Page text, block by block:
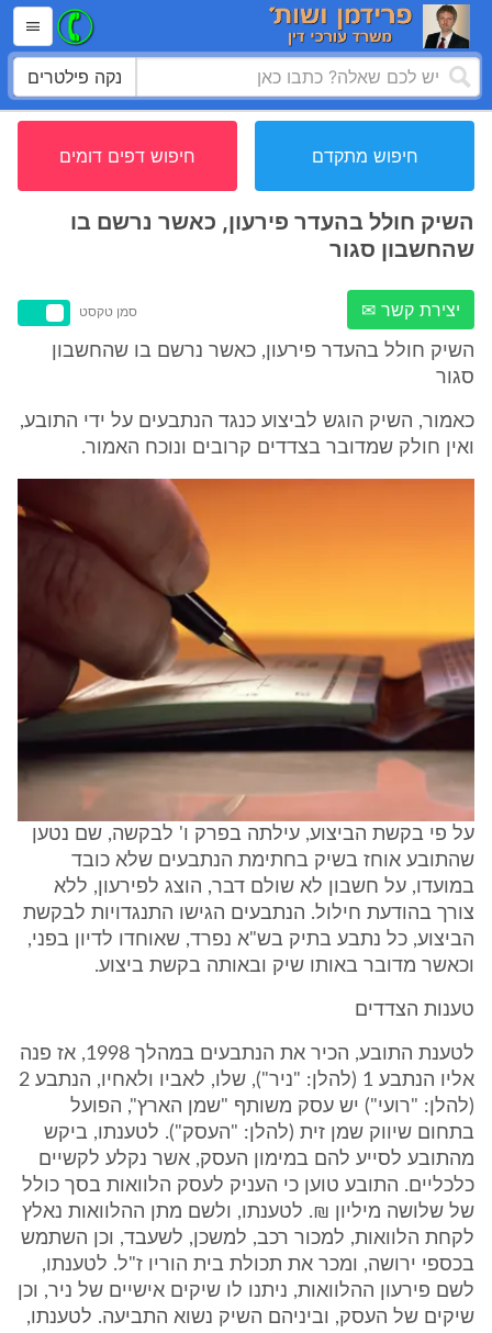
נקה פילטרים
חיפוש מתקדם חיפוש דפים דומים
השיק חולל בהעדר פירעון, כאשר נרשם בו
שהחשבון סגור
יצירת קשר ✉ סמן טקסט
השיק חולל בהעדר פירעון, כאשר נרשם בו שהחשבון
סגור
כאמור, השיק הוגש לביצוע כנגד הנתבעים על ידי התובע,
ואין חולק שמדובר בצדדים קרובים ונוכח האמור.
על פי בקשת הביצוע, עילתה בפרק ו' לבקשה, שם נטען
שהתובע אוחז בשיק בחתימת הנתבעים שלא כובד
במועדו, על חשבון לא שולם דבר, הוצג לפירעון, ללא
צורך בהודעת חילול. הנתבעים הגישו התנגדויות לבקשת
הביצוע, כל נתבע בתיק בש"א נפרד, שאוחדו לדיון בפני,
וכאשר מדובר באותו שיק ובאותה בקשת ביצוע.
טענות הצדדים
לטענת התובע, הכיר את הנתבעים במהלך 1998, אז פנה
אליו הנתבע 1 (להלן: "ניר"), שלו, לאביו ולאחיו, הנתבע 2
(להלן: "רועי") יש עסק משותף "שמן הארץ", הפועל
בתחום שיווק שמן זית (להלן: "העסק"). לטענתו, ביקש
מהתובע לסייע להם במימון העסק, אשר נקלע לקשיים
כלכליים. התובע טוען כי העניק לעסק הלוואות בסך כולל
של שלושה מיליון ₪. לטענתו, ולשם מתן ההלוואות נאלץ
לקחת הלוואות, למכור רכב, למשכן, לשעבד, וכן השתמש
בכספי ירושה, ומכר את תכולת בית הוריו ז"ל. לטענתו,
לשם פירעון ההלוואות, ניתנו לו שיקים אישיים של ניר, וכן
שיקים של העסק, וביניהם השיק נשוא התביעה. לטענתו,